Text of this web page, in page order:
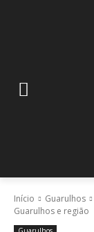
Início Guarulhos
Guarulhos e região